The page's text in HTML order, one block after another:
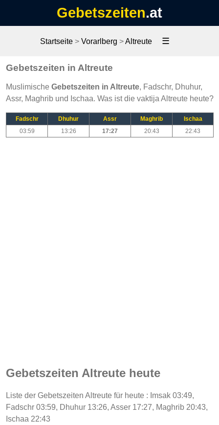
Gebetszeiten.at
Startseite> Vorarlberg >Altreute ☰
Gebetszeiten in Altreute
Muslimische Gebetszeiten in Altreute, Fadschr, Dhuhur,
Assr, Maghrib und Ischaa. Was ist die vaktija Altreute heute?
Fadschr Dhuhur Assr Maghrib
Ischaa
03:59
13:26 17:27 20:43 22:43
Gebetszeiten Altreute heute
Liste der Gebetszeiten Altreute für heute : Imsak 03:49,
Fadschr 03:59, Dhuhur 13:26, Asser 17:27, Maghrib 20:43,
Ischaa 22:43